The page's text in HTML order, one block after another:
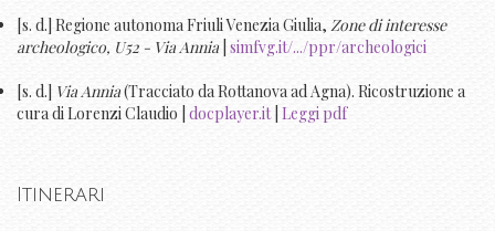
[s. d.] Regione autonoma Friuli Venezia Giulia, Zone di interesse
archeologico, U52 - Via Annia simfvg.it/.../ppr/archeologici
[s. d.] Via Annia(Tracciato da Rottanova ad Agna). Ricostruzione a
cura di Lorenzi Claudio | docplayer.it| Leggi pdf
Itinerari